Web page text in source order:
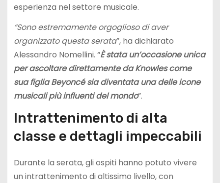
esperienza nel settore musicale.
“Sono estremamente orgoglioso di aver
organizzato questa serata”, ha dichiarato
Alessandro Nomellini. “È stata un’occasione unica
per ascoltare direttamente da Knowles come
sua figlia Beyoncé sia diventata una delle icone
musicali più influenti del mondo”.
Intrattenimento di alta
classe e dettagli impeccabili
Durante la serata, gli ospiti hanno potuto vivere
un intrattenimento di altissimo livello, con